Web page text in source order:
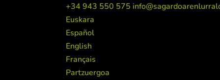
+34 943 550 575
Euskara
Español
English
Français
Partzuergoa